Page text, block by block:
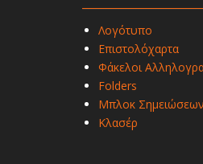
Λογότυπο
Επιστολόχαρτα
Φάκελοι
Folders
Μπλοκ
Κλασέρ